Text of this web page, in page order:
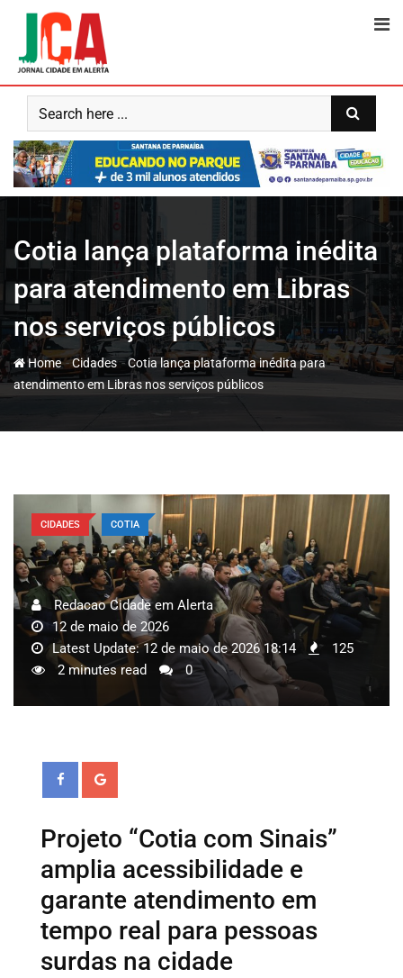
content
Cotia lança plataforma inédita
para atendimento em Libras
nos serviços públicos
Home-Cidades-Cotia lança plataforma inédita para
atendimento em Libras nos serviços públicos
CIDADES COTIA
Redacao Cidade em Alerta
12 de maio de 2026
Latest Update: 12 de maio de 2026 18:14
125
2 minutes read
0
Projeto “Cotia com Sinais”
amplia acessibilidade e
garante atendimento em
tempo real para pessoas
surdas na cidade